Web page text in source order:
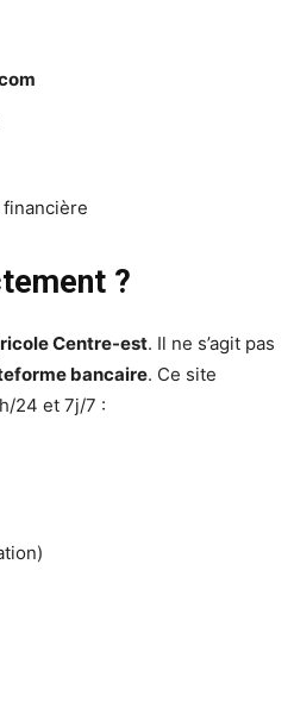
financière
?
Centre-est. Il ne s’agit pas
bancaire. Ce site
24 et 7j/7 :